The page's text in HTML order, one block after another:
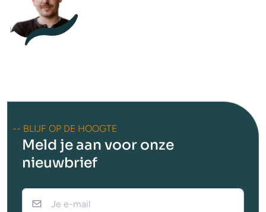
-- BLIJF OP DE HOOGTE
Meld je aan voor onze
nieuwbrief